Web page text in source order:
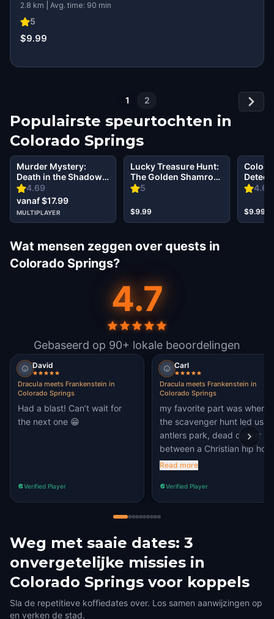
2.8 km | Avg. time: 90 min
5
$9.99
1 2
Populairste speurtochten in
Colorado Springs
4.69
Murder Mystery:
Death in the Shadows
in Downtown,
Colorado Springs
vanaf $17.99
MULTIPLAYER
5
Lucky Treasure Hunt:
The Golden Shamrock
in Colorado Springs
$9.99
4.6
$9.99
Wat mensen zeggen over quests in
Colorado Springs?
4.7
Gebaseerd op 90+ lokale beoordelingen
David
Dracula meets Frankenstein in
Colorado Springs
Had a blast! Can’t wait for
the next one 😁
Verified Player
Carl
Dracula meets Frankenstein in
Colorado Springs
my favorite part was when
the scavenger hunt led us to
antlers park, dead center
between a Christian hip hop
fiasco and crackheads
Read more
Verified Player
Weg met saaie dates: 3
onvergetelijke missies in
Colorado Springs voor koppels
Sla de repetitieve koffiedates over. Los samen aanwijzingen op
en verken de stad.